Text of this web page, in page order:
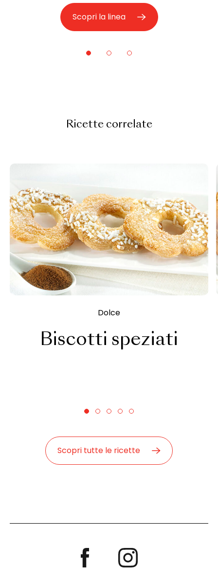
Scopri la linea
Ricette correlate
Dolce
Biscotti speziati
Scopri tutte le ricette